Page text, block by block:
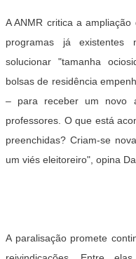
A ANMR critica a
programas já existentes
solucionar "tamanha
bolsas de residência
– para receber um novo
professores. O que está
preenchidas? Criam-se
um viés eleitoreiro", opina
A paralisação promete